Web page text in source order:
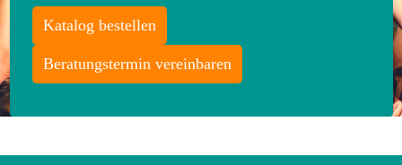
Katalog bestellen
Beratungstermin vereinbaren